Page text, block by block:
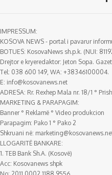
IMPRESSUM:
KOSOVA NEWS - portal i pavarur
BOTUES: KosovaNews sh.p.k. (NUI:
Drejtor e kryeredaktor: Jeton Sopa.
Tel: 038 600 149, WA: +38346100004.
E: info@kosovanews.net
ADRESA: Rr. Rexhep Mala nr. 18/1 °
MARKETING & PARAPAGIM:
Banner ° Reklamë ° Video produkcion
Parapagim: Pako 1 ° Pako 2
Shkruani në:
LLOGARITË BANKARE:
1. TEB Bank Sh.A. (Kosovë)
Acc: Kosovanews shpk